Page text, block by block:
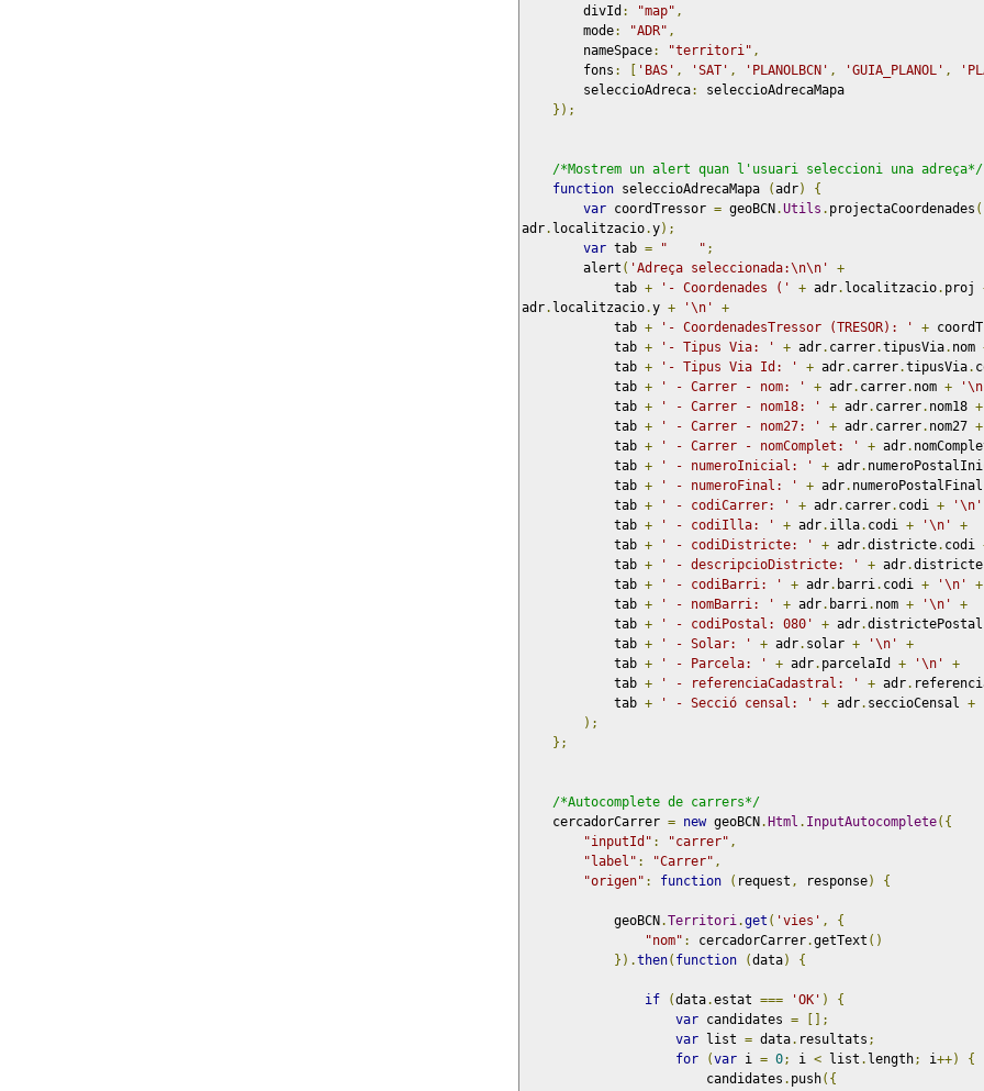
        divId
: "map" ,
        mode
: "ADR" ,
        nameSpace
: "territori" ,
        fons
: [ 'BAS' , 'SAT' , 'PLANOLBCN' , 'GUIA_PLANOL' ,
        seleccioAdreca
:
seleccioAdrecaMapa
});
/*Mostrem un alert quan l'usuari seleccioni una adreça*/
function seleccioAdrecaMapa (adr)
{
var coordTressor = geoBCN.Utils . projectaCoordenades (
adr. localitzacio.y);
var tab = "    " ;
        alert
( 'Adreça seleccionada:\n\n'
+
            tab
+ '- Coordenades (' + adr. localitzacio. proj
adr. localitzacio.y + '\n'
+
            tab
+ '- CoordenadesTressor (TRESOR): ' +
            tab
+ '- Tipus Via: ' + adr. carrer.tipusVia. nom
            tab
+ '- Tipus Via Id: ' + adr. carrer.tipusVia.
            tab
+ ' - Carrer - nom: ' + adr. carrer. nom +
            tab
+ ' - Carrer - nom18: ' + adr. carrer. nom18 +
            tab
+ ' - Carrer - nom27: ' + adr. carrer. nom27 +
            tab
+ ' - Carrer - nomComplet: ' + adr.
            tab
+ ' - numeroInicial: ' + adr.
            tab
+ ' - numeroFinal: ' + adr. numeroPostalFinal
            tab
+ ' - codiCarrer: ' + adr. carrer. codi + '\n'
            tab
+ ' - codiIlla: ' + adr. illa. codi + '\n'
+
            tab
+ ' - codiDistricte: ' + adr.districte. codi
            tab
+ ' - descripcioDistricte: ' + adr.districte
            tab
+ ' - codiBarri: ' + adr. barri . codi + '\n'
+
            tab
+ ' - nomBarri: ' + adr. barri . nom + '\n'
+
            tab
+ ' - codiPostal: 080' + adr.districtePostal
            tab
+ ' - Solar: ' + adr. solar + '\n'
+
            tab
+ ' - Parcela: ' + adr. parcelaId + '\n'
+
            tab
+ ' - referenciaCadastral: ' + adr.
            tab
+ ' - Secció censal: ' + adr. seccioCensal +
);
};
/*Autocomplete de carrers*/
    cercadorCarrer
= new geoBCN.Html . InputAutocomplete({
"inputId" : "carrer" ,
"label" : "Carrer" ,
"origen" : function ( request , response) {
            geoBCN
.Territori .get ( 'vies' ,
{
"nom" : cercadorCarrer.getText ()
}).then( function (data) {
if (data.estat === 'OK' )
{
var candidates =
[];
var list = data. resultats ;
for
(var i = 0; i < list . length; i++)
{
                        candidates
. push({